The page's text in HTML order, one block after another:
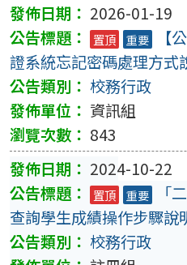
2026-01-19
置頂 重要
【
證系統忘記密碼處理方式
校務行政
資訊組
843
2024-10-22
置頂 重要
「
查詢學生成績操作步驟說
校務行政